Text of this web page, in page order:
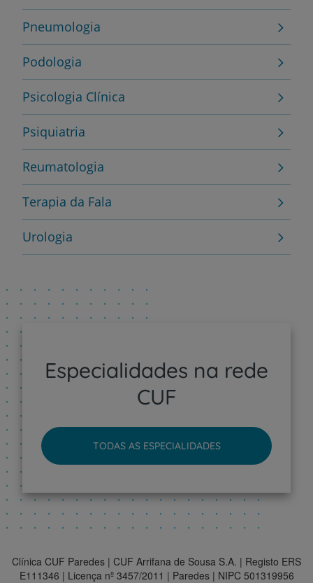
Pneumologia
Podologia
Psicologia Clínica
Psiquiatria
Reumatologia
Terapia da Fala
Urologia
Especialidades na rede
CUF
TODAS AS ESPECIALIDADES
Clínica CUF Paredes | CUF Arrifana de Sousa S.A. | Registo ERS
E111346 | Licença nº 3457/2011 | Paredes | NIPC 501319956